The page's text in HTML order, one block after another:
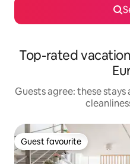
Top-rated
Guests agree: these
Guest favourite
Guest favourite